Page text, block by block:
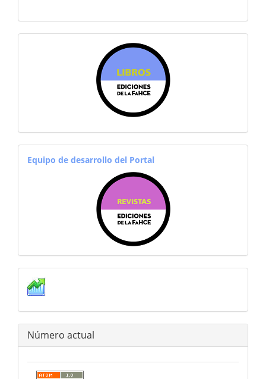
equiporevistas
Equipo de desarrollo del Portal
Estadisticas
Número actual